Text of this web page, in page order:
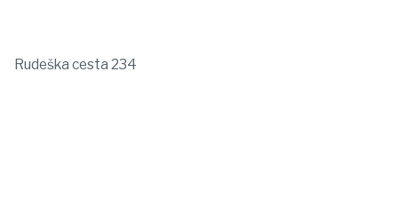
Rudeška cesta 234